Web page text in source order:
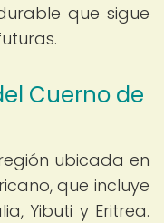
que sigue
Cuerno de
ubicada en
que incluye
Yibuti y Eritrea.